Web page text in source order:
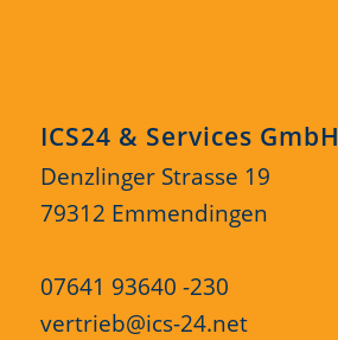
ICS24 & Services GmbH
Denzlinger Strasse 19
79312 Emmendingen
07641 93640 -230
vertrieb@ics-24.net